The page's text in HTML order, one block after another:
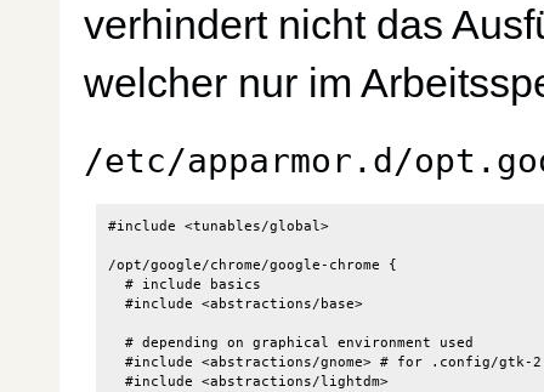
verhindert nicht das
welcher nur im
/etc/apparmor.d/
#include <tunables/global>
/opt/google/chrome/google-chrome {
  # include basics
  #include <abstractions/base>
  # depending on graphical environment used
#include <abstractions/gnome> # for .config/gtk-
  #include <abstractions/lightdm>